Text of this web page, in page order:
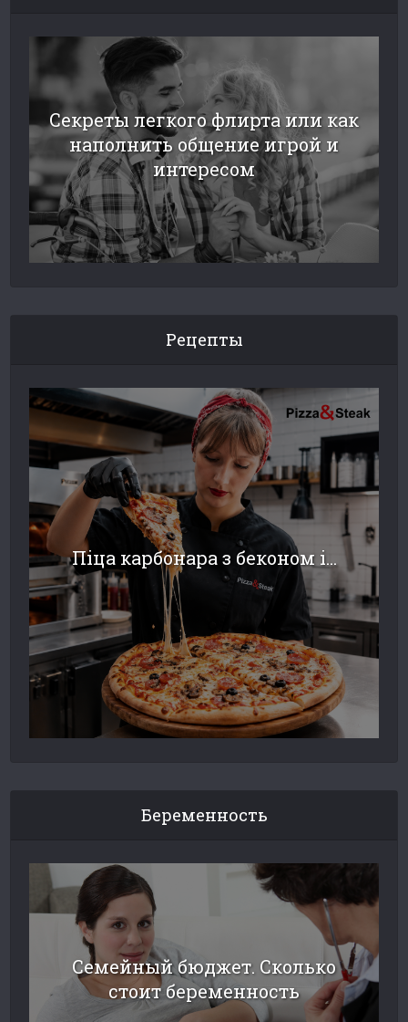
Секреты легкого флирта или как
наполнить общение игрой и
интересом
Рецепты
Піца карбонара з беконом і...
Беременность
Семейный бюджет. Сколько
стоит беременность